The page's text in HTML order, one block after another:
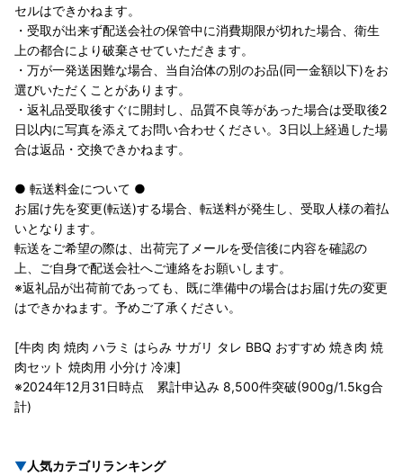
セルはできかねます。
・受取が出来ず配送会社の保管中に消費期限が切れた場合、衛生
上の都合により破棄させていただきます。
・万が一発送困難な場合、当自治体の別のお品(同一金額以下)をお
選びいただくことがあります。
・返礼品受取後すぐに開封し、品質不良等があった場合は受取後2
日以内に写真を添えてお問い合わせください。3日以上経過した場
合は返品・交換できかねます。
● 転送料金について ●
お届け先を変更(転送)する場合、転送料が発生し、受取人様の着払
いとなります。
転送をご希望の際は、出荷完了メールを受信後に内容を確認の
上、ご自身で配送会社へご連絡をお願いします。
※返礼品が出荷前であっても、既に準備中の場合はお届け先の変更
はできかねます。予めご了承ください。
[牛肉 肉 焼肉 ハラミ はらみ サガリ タレ BBQ おすすめ 焼き肉 焼
肉セット 焼肉用 小分け 冷凍]
※2024年12月31日時点 累計申込み 8,500件突破(900g/1.5kg合
計)
▼ 人気カテゴリランキング